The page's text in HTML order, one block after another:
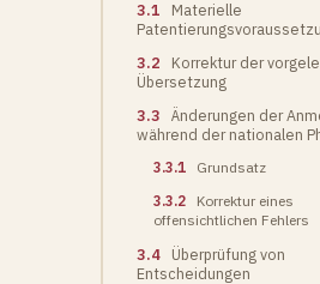
3.1
Materielle
3.2
Korrektur der
Übersetzung
3.3
Änderungen der
während der nationalen
3.3.1
Grundsatz
3.3.2
Korrektur eines
offensichtlichen Fehlers
3.4
Überprüfung von
Entscheidungen